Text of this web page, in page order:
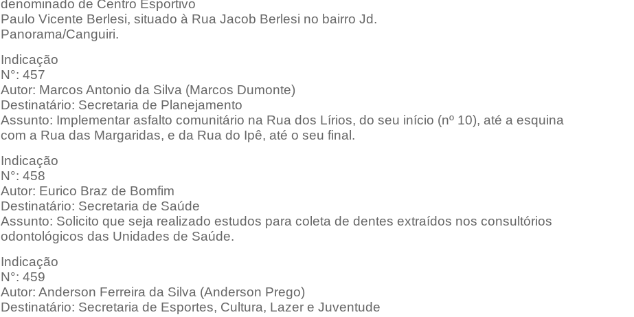
denominado de Centro Esportivo
Paulo Vicente Berlesi, situado à Rua Jacob Berlesi no bairro Jd.
Panorama/Canguiri.
Indicação
N°: 457
Autor: Marcos Antonio da Silva (Marcos Dumonte)
Destinatário: Secretaria de Planejamento
Assunto: Implementar asfalto comunitário na Rua dos Lírios, do seu início (nº 10), até a esquina
com a Rua das Margaridas, e da Rua do Ipê, até o seu final.
Indicação
N°: 458
Autor: Eurico Braz de Bomfim
Destinatário: Secretaria de Saúde
Assunto: Solicito que seja realizado estudos para coleta de dentes extraídos nos consultórios
odontológicos das Unidades de Saúde.
Indicação
N°: 459
Autor: Anderson Ferreira da Silva (Anderson Prego)
Destinatário: Secretaria de Esportes, Cultura, Lazer e Juventude